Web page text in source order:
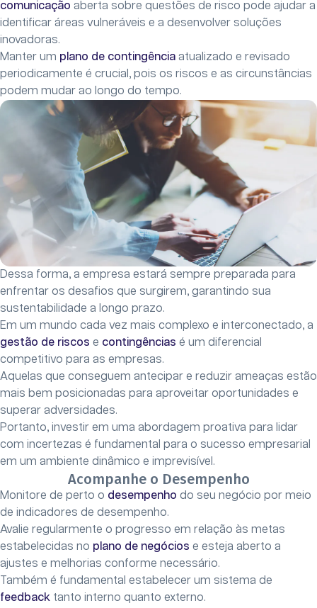
comunicação aberta sobre questões de risco pode ajudar a
identificar áreas vulneráveis e a desenvolver soluções
inovadoras.
Manter um plano de contingência atualizado e revisado
periodicamente é crucial, pois os riscos e as circunstâncias
podem mudar ao longo do tempo.
Dessa forma, a empresa estará sempre preparada para
enfrentar os desafios que surgirem, garantindo sua
sustentabilidade a longo prazo.
Em um mundo cada vez mais complexo e interconectado, a
gestão de riscos e contingências é um diferencial
competitivo para as empresas.
Aquelas que conseguem antecipar e reduzir ameaças estão
mais bem posicionadas para aproveitar oportunidades e
superar adversidades.
Portanto, investir em uma abordagem proativa para lidar
com incertezas é fundamental para o sucesso empresarial
em um ambiente dinâmico e imprevisível.
Acompanhe o Desempenho
Monitore de perto o desempenho do seu negócio por meio
de indicadores de desempenho.
Avalie regularmente o progresso em relação às metas
estabelecidas no plano de negócios e esteja aberto a
ajustes e melhorias conforme necessário.
Também é fundamental estabelecer um sistema de
feedback tanto interno quanto externo.